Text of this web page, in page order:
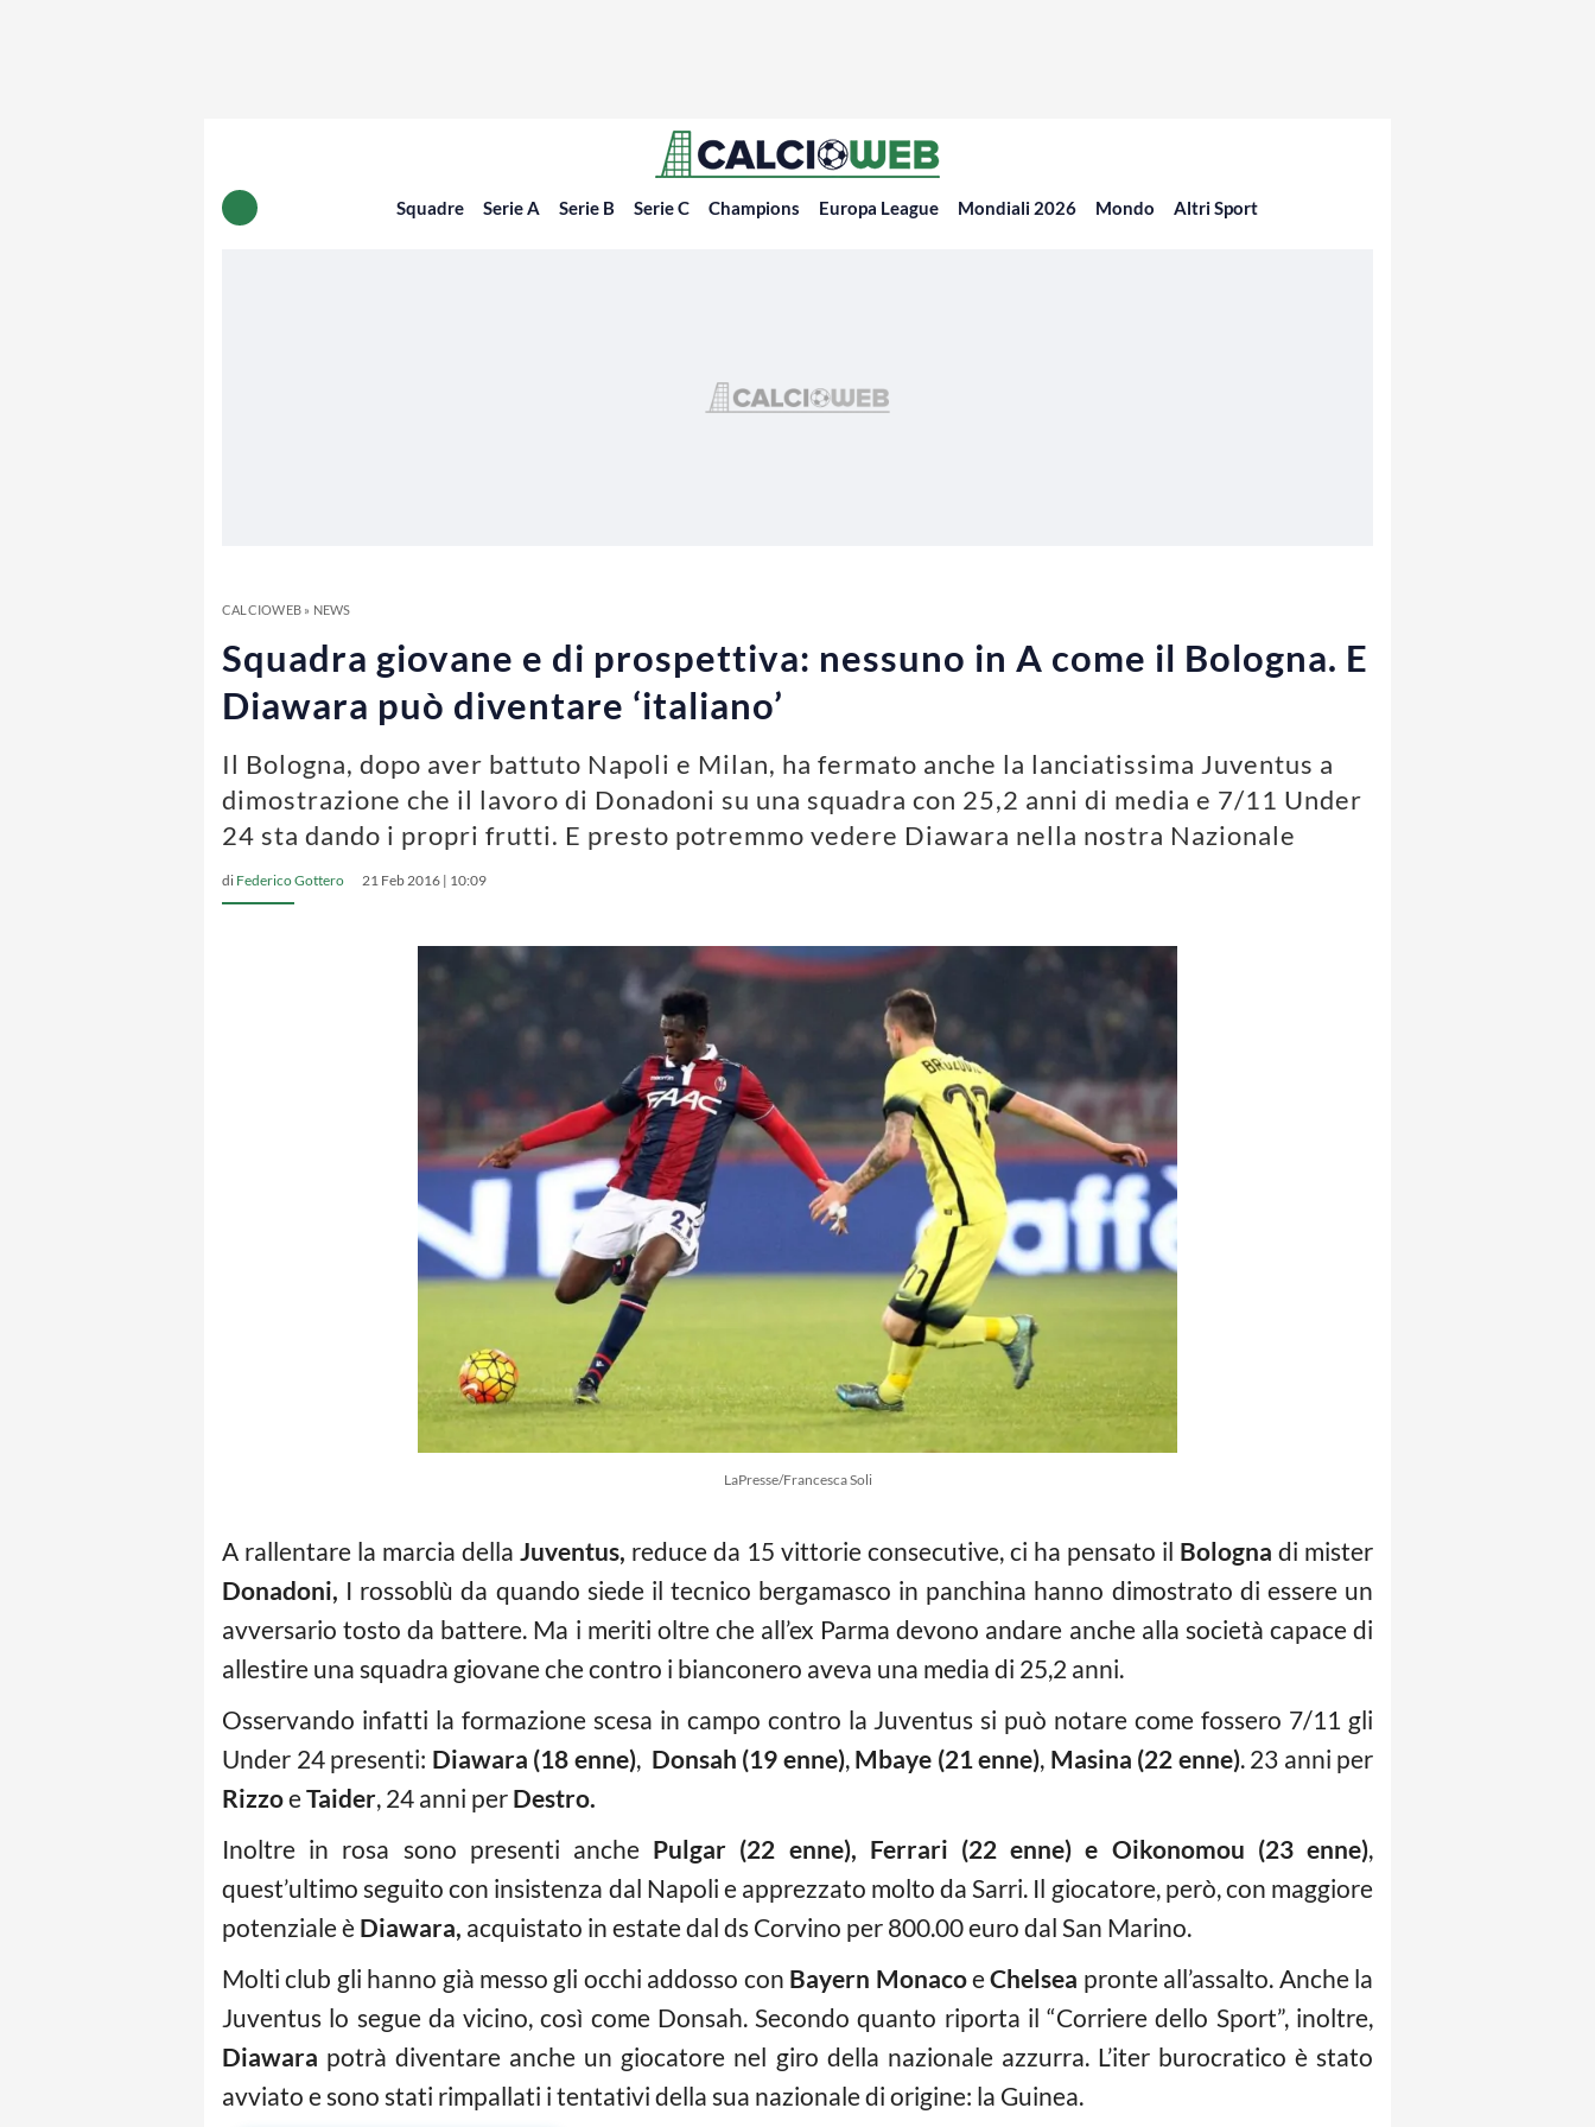
Squadre Serie A Serie B Serie C Champions Europa League Mondiali 2026 Mondo Altri Sport
CALCIOWEB» NEWS
Squadra giovane e di prospettiva: nessuno in A come il Bologna. E
Diawara può diventare ‘italiano’
Il Bologna, dopo aver battuto Napoli e Milan, ha fermato anche la lanciatissima Juventus a
dimostrazione che il lavoro di Donadoni su una squadra con 25,2 anni di media e 7/11 Under
24 sta dando i propri frutti. E presto potremmo vedere Diawara nella nostra Nazionale
di Federico Gottero 21 Feb 2016 | 10:09
LaPresse/Francesca Soli
A rallentare la marcia della Juventus, reduce da 15 vittorie consecutive, ci ha pensato il Bologna di mister
Donadoni, I rossoblù da quando siede il tecnico bergamasco in panchina hanno dimostrato di essere un
avversario tosto da battere. Ma i meriti oltre che all’ex Parma devono andare anche alla società capace di
allestire una squadra giovane che contro i bianconero aveva una media di 25,2 anni.
Osservando infatti la formazione scesa in campo contro la Juventus si può notare come fossero 7/11 gli
Under 24 presenti: Diawara (18 enne), Donsah (19 enne), Mbaye (21 enne), Masina (22 enne). 23 anni per
RizzoeTaider, 24 anni per Destro.
Inoltre in rosa sono presenti anche Pulgar (22 enne), Ferrari (22 enne) e Oikonomou (23 enne),
quest’ultimo seguito con insistenza dal Napoli e apprezzato molto da Sarri. Il giocatore, però, con maggiore
potenziale è Diawara, acquistato in estate dal ds Corvino per 800.00 euro dal San Marino.
Molti club gli hanno già messo gli occhi addosso con Bayern MonacoeChelsea pronte all’assalto. Anche la
Juventus lo segue da vicino, così come Donsah. Secondo quanto riporta il “Corriere dello Sport”, inoltre,
Diawara potrà diventare anche un giocatore nel giro della nazionale azzurra. L’iter burocratico è stato
avviato e sono stati rimpallati i tentativi della sua nazionale di origine: la Guinea.